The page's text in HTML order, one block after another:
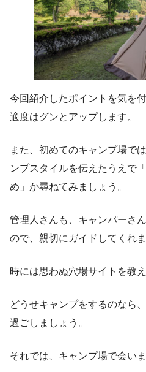
今回紹介したポイントを気を
適度はグンとアップします。
また、初めてのキャンプ場で
ンプスタイルを伝えたうえで
め」か尋ねてみましょう。
管理人さんも、キャンパーさ
ので、親切にガイドしてくれま
時には思わぬ穴場サイトを教
どうせキャンプをするのなら
過ごしましょう。
それでは、キャンプ場で会いま